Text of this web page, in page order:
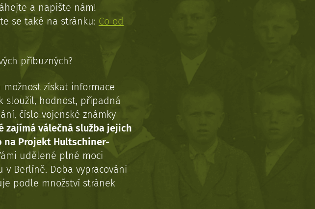
a napište nám!
se také na stránku: Co od
příbuzných?
získat informace
sloužil, hodnost, případná
číslo vojenské známky
válečná služba jejich
na Projekt Hultschiner-
udělené plné moci
Berlíně. Doba vypracováni
podle množství stránek